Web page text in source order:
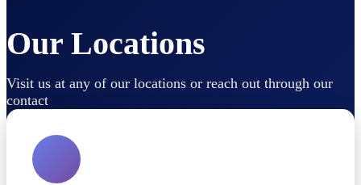
Our Locations
Visit us at any of our locations or reach out through our
contact